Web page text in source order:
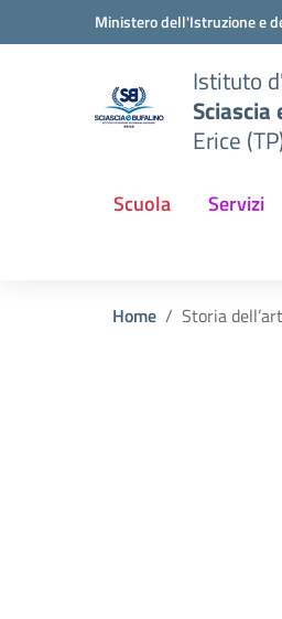
Vai ai contenuti
Vai al menu di navigazione
Ministero dell'Istruzione e
Istituto
Erice
Scuola Servizi
Home Storia